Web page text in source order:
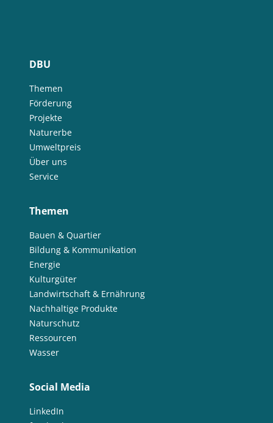
DBU
Themen
Förderung
Projekte
Naturerbe
Umweltpreis
Über uns
Service
Themen
Bauen & Quartier
Bildung & Kommunikation
Energie
Kulturgüter
Landwirtschaft & Ernährung
Nachhaltige Produkte
Naturschutz
Ressourcen
Wasser
Social Media
LinkedIn